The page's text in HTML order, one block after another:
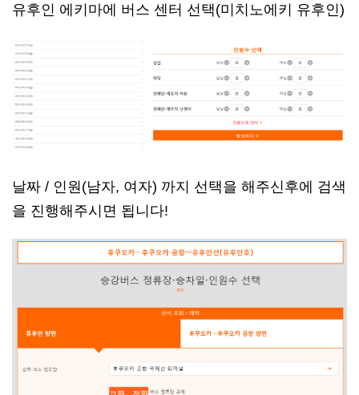
유후인 에키마에 버스 센터 선택(미치노에키 유후인)
날짜 / 인원(남자, 여자) 까지 선택을 해주신후에 검색
을 진행해주시면 됩니다!